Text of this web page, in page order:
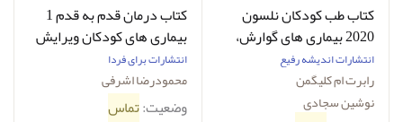
کتاب طب کودکان نلسون
2020 بیماری‌ های گوارش،
کبد و پانکراس نوشین
سجادی
انتشارات اندیشه رفیع
رابرت ام کلیگمن
نوشین سجادی
کتاب درمان قدم به قدم 1
بیماری‌ های کودکان ویرایش
دوم -نویسنده دکتر
محمودرضا اشرفی
انتشارات برای فردا
محمودرضا اشرفی
وضعیت:تماس